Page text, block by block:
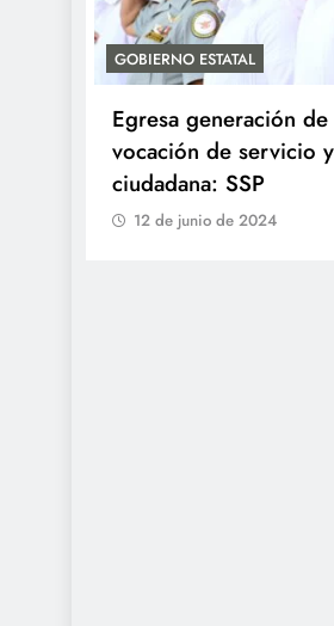
GOBIERNO ESTATAL
Egresa generación
vocación de servicio
ciudadana: SSP
12 de junio de 2024